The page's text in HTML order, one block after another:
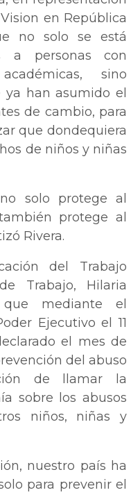
en República
no solo se está
a personas con
sino
ya han asumido el
de cambio, para
que dondequiera
de niños y niñas
solo protege al
protege al
Rivera.
del Trabajo
Trabajo, Hilaria
que mediante el
Ejecutivo el 11
el mes de
del abuso
de llamar la
sobre los abusos
niños, niñas y
nuestro país ha
para prevenir el